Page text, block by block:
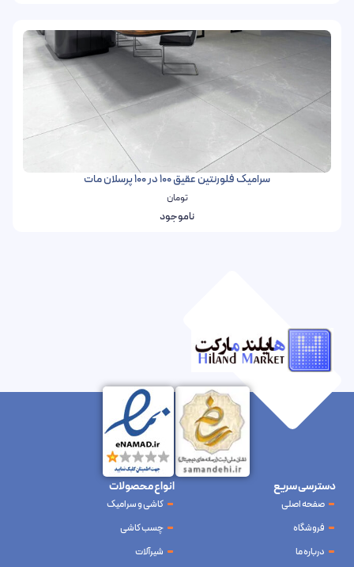
سرامیک فلورنتین عقیق 100 در 100 پرسلان مات
تومان
ناموجود
دسترسی سریع
صفحه اصلی
فروشگاه
درباره ما
انواع محصولات
کاشی و سرامیک
چسب کاشی
شیرآلات